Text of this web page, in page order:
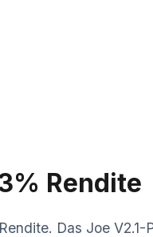
Rendite
Das Joe